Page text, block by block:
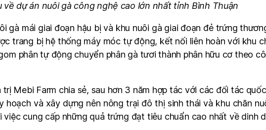
dự án nuôi gà công nghệ cao lớn nhất tỉnh Bình Thuận
gà mái giai đoạn hậu bị và khu nuôi gà giai đoạn đẻ trứng
trang bị hệ thống máy móc tự động, kết nối liên hoàn với khu
phân tự động chuyển phân gà tươi thành phân hữu cơ theo
Mebi Farm chia sẻ, sau hơn 3 năm hợp tác với các đối tác
và xây dựng nên nông trại đô thị sinh thái và khu chăn
cung cấp những quả trứng đạt tiêu chuẩn cao nhất về dinh